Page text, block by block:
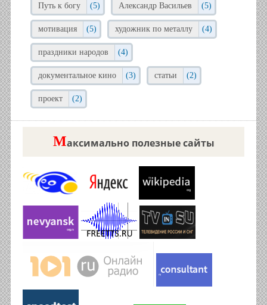
Путь к богу (5) Александр Васильев (5)
мотивация (5) художник по металлу (4)
праздники народов (4)
документальное кино (3) статьи (2)
проект (2)
Максимально полезные сайты